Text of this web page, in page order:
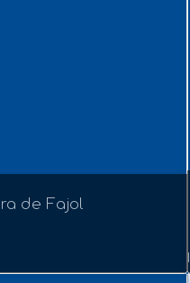
de Fajol